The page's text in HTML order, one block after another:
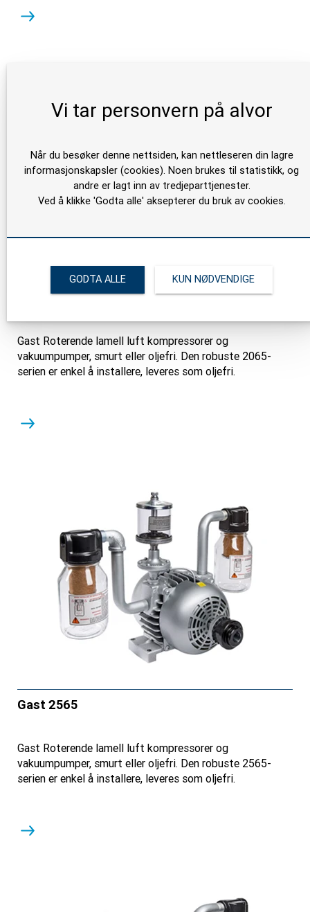
Gast 2065
Gast Roterende lamell luft kompressorer og
vakuumpumper, smurt eller oljefri. Den robuste 2065-
serien er enkel å installere, leveres som oljefri.
Gast 2565
Gast Roterende lamell luft kompressorer og
vakuumpumper, smurt eller oljefri. Den robuste 2565-
serien er enkel å installere, leveres som oljefri.
Vi tar personvern på alvor
Når du besøker denne nettsiden, kan nettleseren din lagre
informasjonskapsler (cookies). Noen brukes til statistikk, og
andre er lagt inn av tredjeparttjenester.
Ved å klikke 'Godta alle' aksepterer du bruk av cookies.
GODTA ALLE KUN NØDVENDIGE